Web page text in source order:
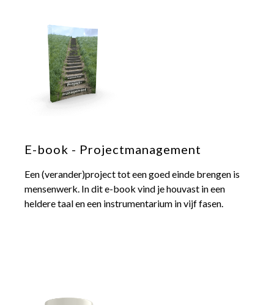
E-book - Projectmanagement
Een (verander)project tot een goed einde brengen is
mensenwerk. In dit e-book vind je houvast in een
heldere taal en een instrumentarium in vijf fasen.